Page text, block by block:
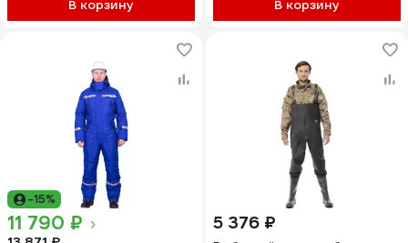
В корзину В корзину
-15%
11 790 ₽ 5 376 ₽